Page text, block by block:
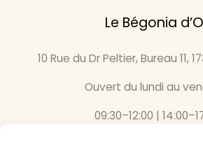
Le Bégonia
10 Rue du Dr Peltier, Bureau 11,
Ouvert du lundi au
09:30–12:00 |